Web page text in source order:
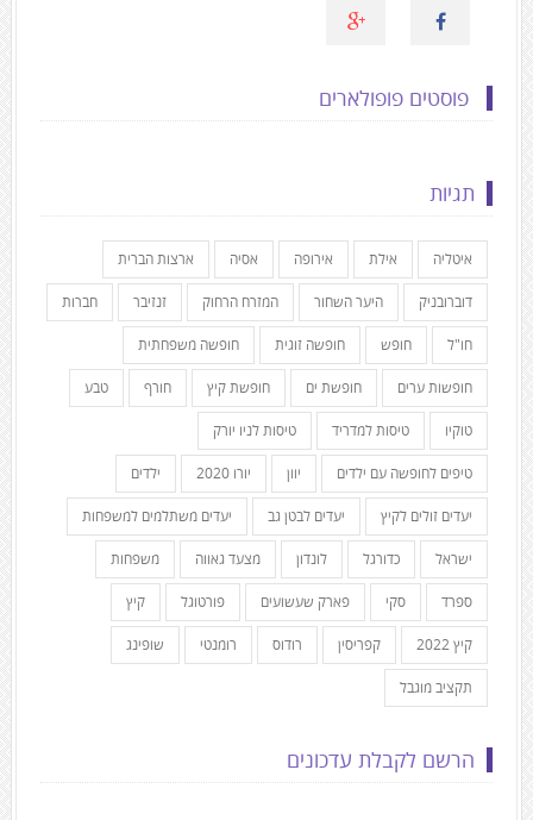
פוסטים פופולארים
תגיות
איטליה אילת אירופה אסיה ארצות הברית
דוברובניק היער השחור המזרח הרחוק זנזיבר חברות
חו"ל חופש חופשה זוגית חופשה משפחתית
חופשות ערים חופשת ים חופשת קיץ חורף טבע
טוקיו טיסות למדריד טיסות לניו יורק
טיפים לחופשה עם ילדים יוון יורו 2020 ילדים
יעדים זולים לקיץ יעדים לבטן גב יעדים משתלמים למשפחות
ישראל כדורגל לונדון מצעד גאווה משפחות
ספרד סקי פארק שעשועים פורטוגל קיץ
קיץ 2022 קפריסין רודוס רומנטי שופינג
תקציב מוגבל
הרשם לקבלת עדכונים